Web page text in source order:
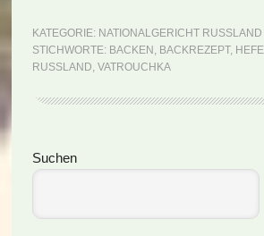
KATEGORIE: NATIONALGERICHT RUSSLAND
STICHWORTE: BACKEN , BACKREZEPT,
RUSSLAND, VATROUCHKA
Seitenspalte
Suchen